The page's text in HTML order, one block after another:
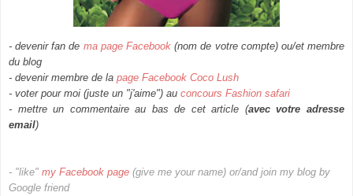
- devenir fan de ma page Facebook (nom de votre compte) ou/et membre
du blog
- devenir membre de la page Facebook Coco Lush
- voter pour moi (juste un "j'aime") au concours Fashion safari
- mettre un commentaire au bas de cet article (avec votre adresse
email)
- "like" my Facebook page (give me your name) or/and join my blog by
Google friend